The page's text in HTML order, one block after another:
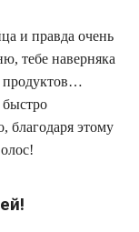
и правда очень
тебе наверняка
продуктов…
благодаря этому